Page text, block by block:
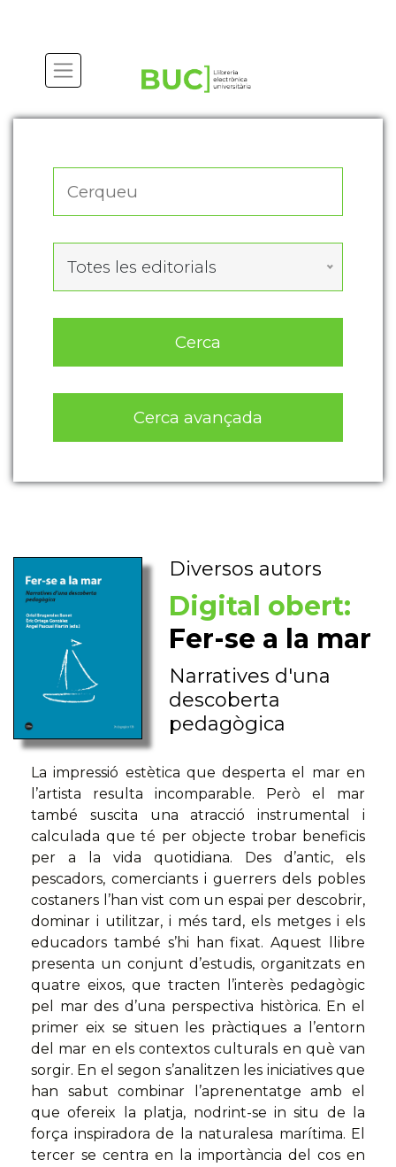
Totes les editorials
Cerca
Cerca avançada
Diversos autors
Digital obert:
Fer-se a la mar
Narratives d'una
descoberta
pedagògica
La impressió estètica que desperta el mar en
l’artista resulta incomparable. Però el mar
també suscita una atracció instrumental i
calculada que té per objecte trobar beneficis
per a la vida quotidiana. Des d’antic, els
pescadors, comerciants i guerrers dels pobles
costaners l’han vist com un espai per descobrir,
dominar i utilitzar, i més tard, els metges i els
educadors també s’hi han fixat. Aquest llibre
presenta un conjunt d’estudis, organitzats en
quatre eixos, que tracten l’interès pedagògic
pel mar des d’una perspectiva històrica. En el
primer eix se situen les pràctiques a l’entorn
del mar en els contextos culturals en què van
sorgir. En el segon s’analitzen les iniciatives que
han sabut combinar l’aprenentatge amb el
que ofereix la platja, nodrint-se in situ de la
força inspiradora de la naturalesa marítima. El
tercer se centra en la importància del cos en